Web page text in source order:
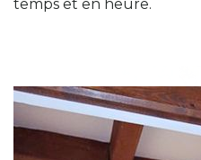
temps et en heure.